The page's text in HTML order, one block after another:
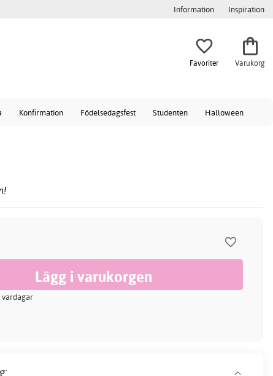
Information Inspiration
Favoriter Varukorg
Konfirmation Födelsedagsfest Studenten Halloween
vardagar